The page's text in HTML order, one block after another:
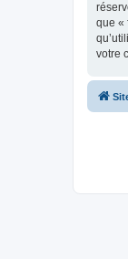
que «
votre